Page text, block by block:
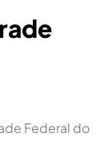
Federal do